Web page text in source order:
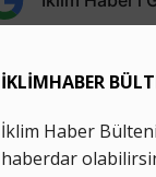
değişikliği